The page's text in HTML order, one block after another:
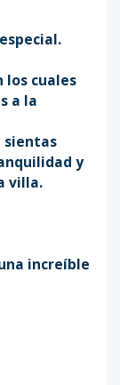
los cuales
a la
sientas
y
villa.
increíble